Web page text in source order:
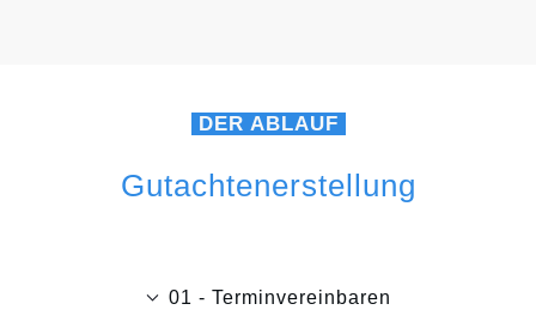
DER ABLAUF
Gutachtenerstellung
01 - Terminvereinbaren